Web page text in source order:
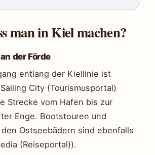
man in Kiel machen?
der Förde
entlang der Kiellinie ist
City (Tourismusportal)
Strecke vom Hafen bis zur
Enge. Bootstouren und
Ostseebädern sind ebenfalls
(Reiseportal)).